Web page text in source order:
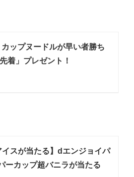
ップヌードルが早い者勝ち
着」プレゼント！
イスが当たる】dエンジョイパ
ーカップ超バニラが当たる